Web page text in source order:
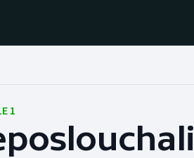
Baseball a softbal
1